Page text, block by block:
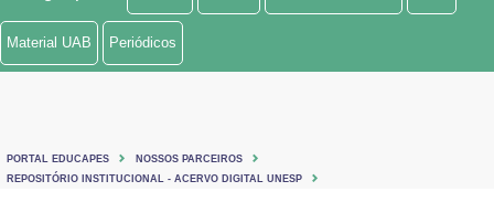
Ministério de Minas e Energia
Ministério do Turismo
Material UAB Periódicos
PORTAL EDUCAPES
NOSSOS PARCEIROS
REPOSITÓRIO INSTITUCIONAL - ACERVO DIGITAL UNESP